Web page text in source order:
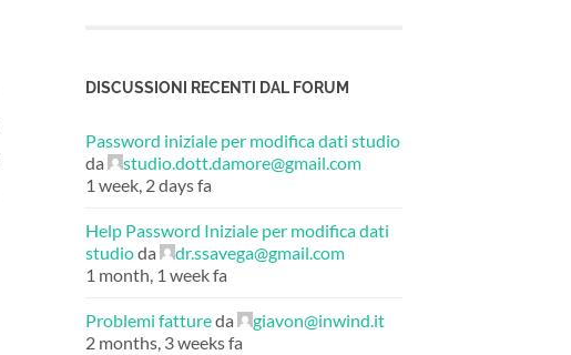
DISCUSSIONI RECENTI DAL FORUM
Password iniziale per modifica dati studio
da
studio.dott.damore@gmail.com
1 week, 2 days fa
Help Password Iniziale per modifica dati
studioda
dr.ssavega@gmail.com
1 month, 1 week fa
Problemi fattureda
giavon@inwind.it
2 months, 3 weeks fa